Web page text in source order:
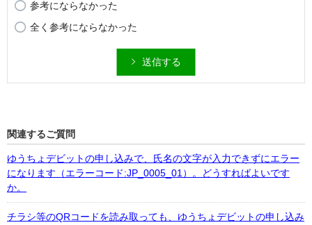
参考にならなかった
全く参考にならなかった
送信する
関連するご質問
ゆうちょデビットの申し込みで、氏名の文字が入力できずにエラー
になります（エラーコード:JP_0005_01）。どうすればよいです
か。
チラシ等のQRコードを読み取っても、ゆうちょデビットの申し込み